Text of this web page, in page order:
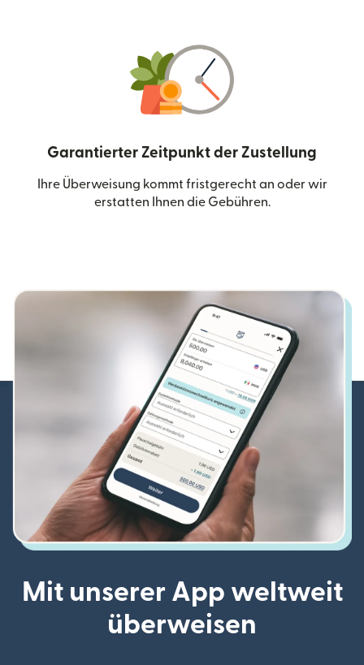
Garantierter Zeitpunkt der Zustellung
Ihre Überweisung kommt fristgerecht an oder wir
erstatten Ihnen die Gebühren.
Mit unserer App weltweit
überweisen